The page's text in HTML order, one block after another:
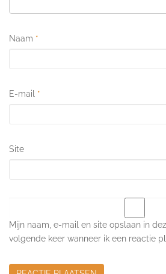
Naam *
E-mail *
Site
Mijn naam, e-mail en site opslaan in
volgende keer wanneer ik een reactie